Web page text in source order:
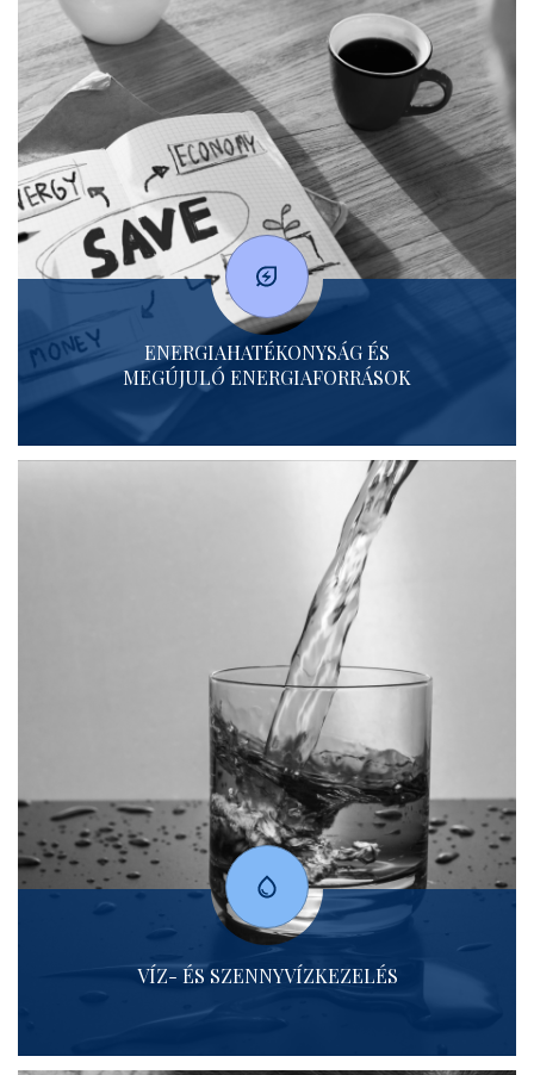
ENERGIAHATÉKONYSÁG ÉS
MEGÚJULÓ ENERGIAFORRÁSOK
VÍZ- ÉS SZENNYVÍZKEZELÉS